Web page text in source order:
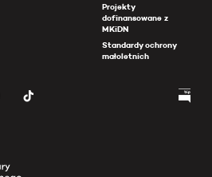
Projekty
dofinansowane z
MKiDN
Standardy ochrony
małoletnich